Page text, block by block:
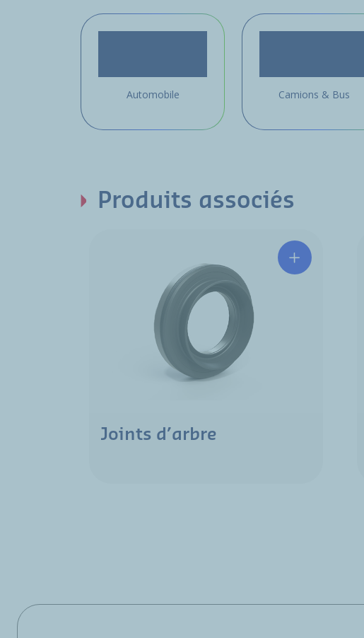
Automobile Camions & Bus
Produits associés
Joints d’arbre